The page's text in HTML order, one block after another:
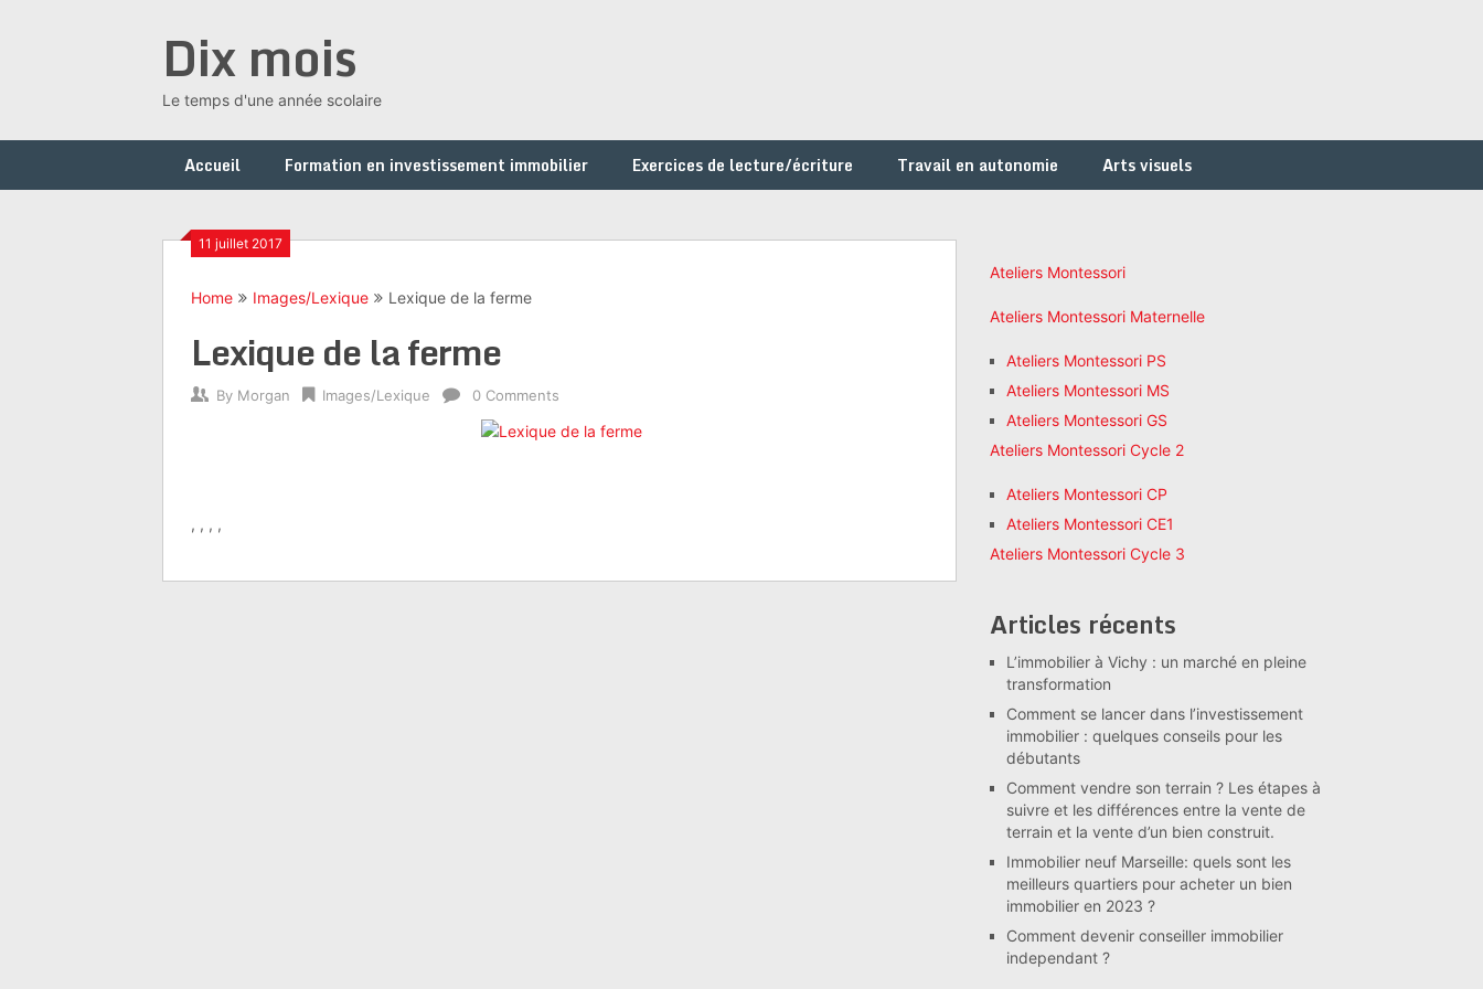
Dix mois
Le temps d'une année scolaire
Accueil Formation en investissement immobilier Exercices de lecture/écriture Travail en autonomie Arts visuels
11 juillet 2017
Home Images/Lexique Lexique de la ferme
Lexique de la ferme
By Morgan Images/Lexique 0 Comments
, , , ,
Ateliers Montessori
Ateliers Montessori Maternelle
Ateliers Montessori PS
Ateliers Montessori MS
Ateliers Montessori GS
Ateliers Montessori Cycle 2
Ateliers Montessori CP
Ateliers Montessori CE1
Ateliers Montessori Cycle 3
Articles récents
L’immobilier à Vichy : un marché en pleine
transformation
Comment se lancer dans l’investissement
immobilier : quelques conseils pour les
débutants
Comment vendre son terrain ? Les étapes à
suivre et les différences entre la vente de
terrain et la vente d’un bien construit.
Immobilier neuf Marseille: quels sont les
meilleurs quartiers pour acheter un bien
immobilier en 2023 ?
Comment devenir conseiller immobilier
independant ?